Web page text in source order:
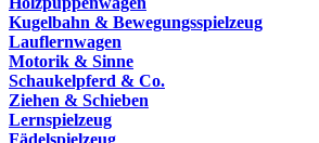
Kugelbahn & Bewegungsspielzeug
Lauflernwagen
Motorik & Sinne
Schaukelpferd & Co.
Ziehen & Schieben
Lernspielzeug
Fädelspielzeug